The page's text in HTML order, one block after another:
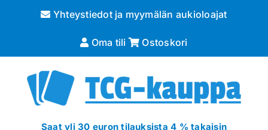
Yhteystiedot ja myymälän aukioloajat
Oma tili Ostoskori
Saat yli 30 euron tilauksista 4 % takaisin